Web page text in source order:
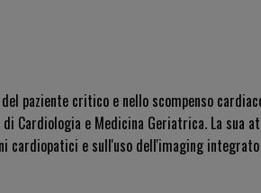
paziente critico e nello scompenso
Cardiologia e Medicina Geriatrica. La sua
cardiopatici e sull'uso dell'imaging